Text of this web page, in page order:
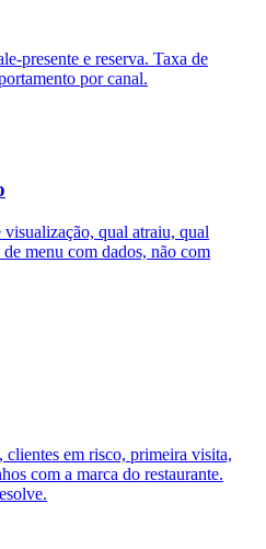
presente e reserva. Taxa de
por canal.
qual atraiu, qual
menu com dados, não com
clientes em risco, primeira visita,
com a marca do restaurante.